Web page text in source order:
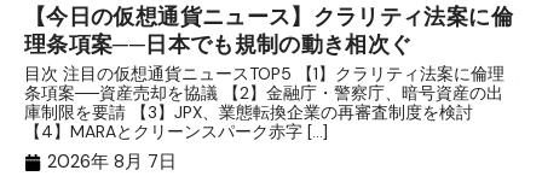
【今日の仮想通貨ニュース】クラリティ法案に倫
理条項案──日本でも規制の動き相次ぐ
目次 注目の仮想通貨ニュースTOP5 【1】クラリティ法案に倫理
条項案──資産売却を協議 【2】金融庁・警察庁、暗号資産の出
庫制限を要請 【3】JPX、業態転換企業の再審査制度を検討
【4】MARAとクリーンスパーク赤字 […]
2026年 8月 7日